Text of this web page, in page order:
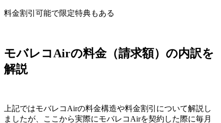
料金割引可能で限定特典もある
モバレコAirの料金（請求額）の内訳を
解説
上記ではモバレコAirの料金構造や料金割引について解説し
ましたが、ここから実際にモバレコAirを契約した際に毎月